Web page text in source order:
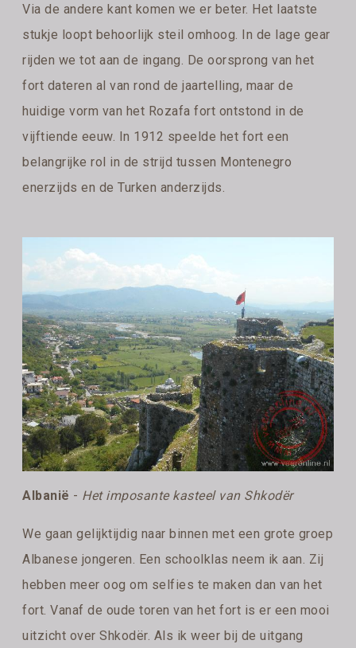
Via de andere kant komen we er beter. Het laatste
stukje loopt behoorlijk steil omhoog. In de lage gear
rijden we tot aan de ingang. De oorsprong van het
fort dateren al van rond de jaartelling, maar de
huidige vorm van het Rozafa fort ontstond in de
vijftiende eeuw. In 1912 speelde het fort een
belangrijke rol in de strijd tussen Montenegro
enerzijds en de Turken anderzijds.
Albanië - Het imposante kasteel van Shkodër
We gaan gelijktijdig naar binnen met een grote groep
Albanese jongeren. Een schoolklas neem ik aan. Zij
hebben meer oog om selfies te maken dan van het
fort. Vanaf de oude toren van het fort is er een mooi
uitzicht over Shkodër. Als ik weer bij de uitgang